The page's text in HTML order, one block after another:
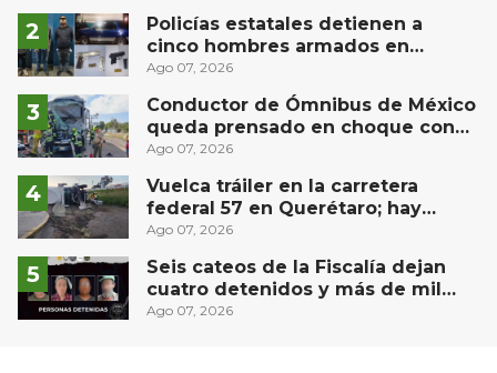
Policías estatales detienen a
cinco hombres armados en
Puebla capital
Ago 07, 2026
Conductor de Ómnibus de México
queda prensado en choque con
materialista en San Juan del Río
Ago 07, 2026
Vuelca tráiler en la carretera
federal 57 en Querétaro; hay
derrame de combustible
Ago 07, 2026
Seis cateos de la Fiscalía dejan
cuatro detenidos y más de mil
dosis aseguradas en Querétaro
Ago 07, 2026